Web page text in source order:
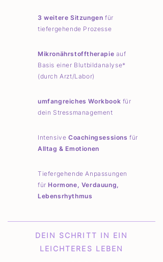
3 weitere Sitzungen für
tiefergehende Prozesse
Mikronährstofftherapie auf
Basis einer Blutbildanalyse*
(durch Arzt/Labor)
umfangreiches Workbook für
dein Stressmanagement
Intensive Coachingsessions für
Alltag & Emotionen
Tiefergehende Anpassungen
fürHormone, Verdauung,
Lebensrhythmus
DEIN SCHRITT IN EIN
LEICHTERES LEBEN